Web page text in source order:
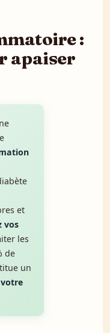
:
apaiser
et
vos
les
de
un